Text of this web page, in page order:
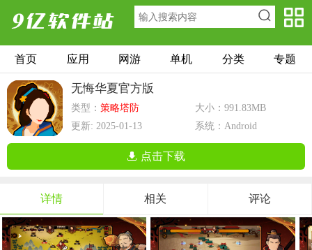
首页 应用 网游 单机 分类 专题
无悔华夏官方版
类型： 策略塔防
大小：991.83MB
更新: 2025-01-13
系统：Android
点击下载
详情 相关 评论